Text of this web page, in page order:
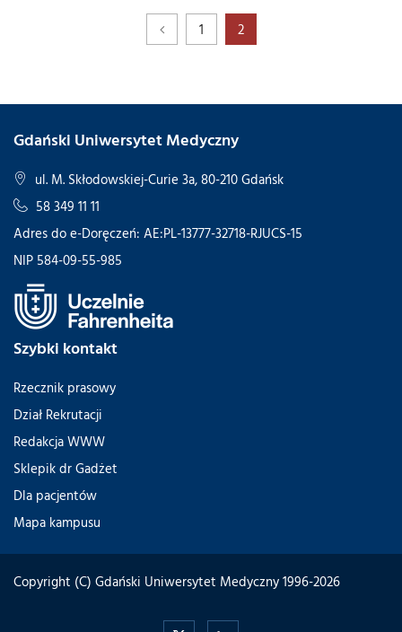
1 2
Gdański Uniwersytet Medyczny
ul. M. Skłodowskiej-Curie 3a, 80-210 Gdańsk
58 349 11 11
Adres do e-Doręczeń: AE:PL-13777-32718-RJUCS-15
NIP 584-09-55-985
Szybki kontakt
Rzecznik prasowy
Dział Rekrutacji
Redakcja WWW
Sklepik dr Gadżet
Dla pacjentów
Mapa kampusu
Copyright (C) Gdański Uniwersytet Medyczny 1996-2026